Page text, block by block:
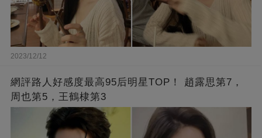
2023/12/12
網評路人好感度最高95后明星TOP！ 趙露思第7，
周也第5，王鶴棣第3